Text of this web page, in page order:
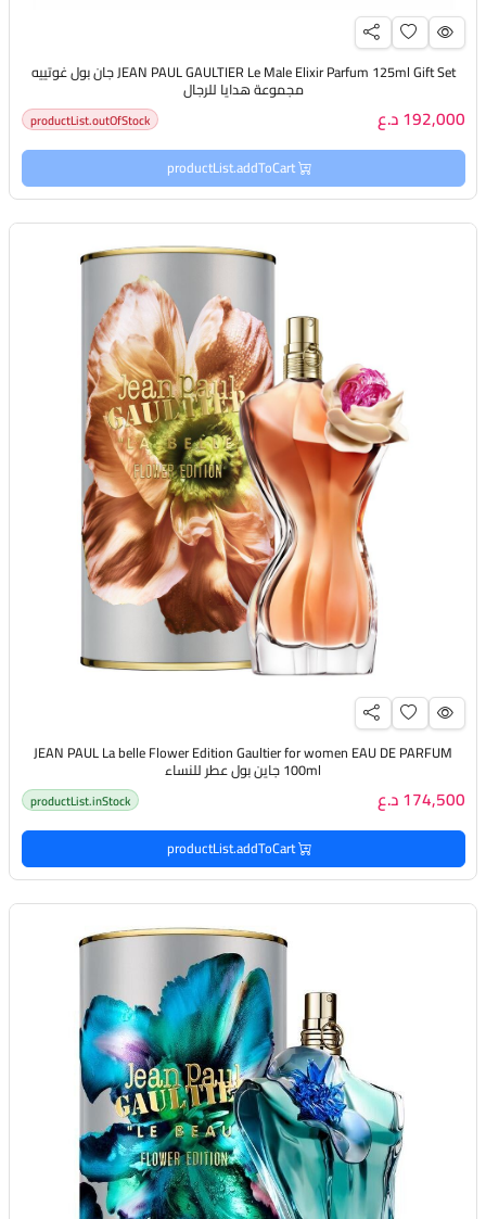
JEAN PAUL GAULTIER Le Male Elixir Parfum 125ml Gift Set جان بول غوتييه
مجموعة هدايا للرجال
192,000 د.ع productList.outOfStock
productList.addToCart
JEAN PAUL La belle Flower Edition Gaultier for women EAU DE PARFUM
100ml جاين بول عطر للنساء
174,500 د.ع productList.inStock
productList.addToCart